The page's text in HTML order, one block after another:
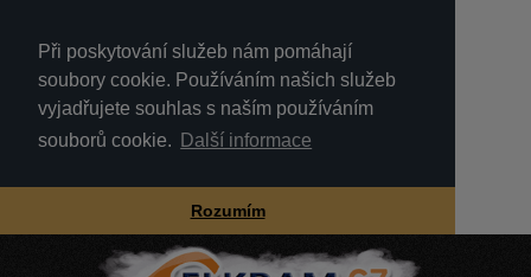
Při poskytování služeb nám pomáhají
soubory cookie. Používáním našich služeb
vyjadřujete souhlas s naším používáním
souborů cookie.
Další informace
Rozumím